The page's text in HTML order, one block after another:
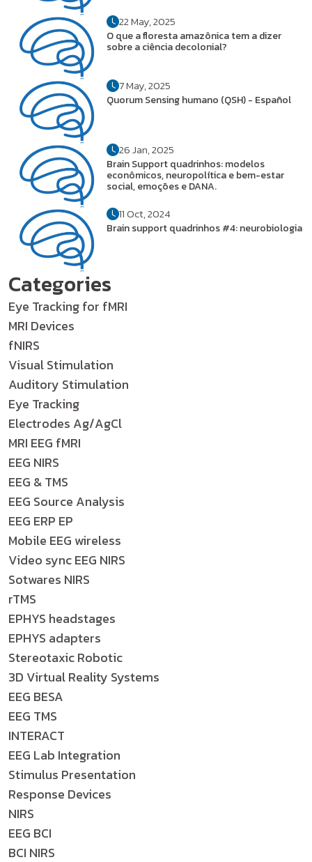
22 May, 2025
O que a floresta amazônica tem a dizer
sobre a ciência decolonial?
7 May, 2025
Quorum Sensing humano (QSH) - Español
26 Jan, 2025
Brain Support quadrinhos: modelos
econômicos, neuropolítica e bem-estar
social, emoções e DANA.
11 Oct, 2024
Brain support quadrinhos #4: neurobiologia
Categories
Eye Tracking for fMRI
MRI Devices
fNIRS
Visual Stimulation
Auditory Stimulation
Eye Tracking
Electrodes Ag/AgCl
MRI EEG fMRI
EEG NIRS
EEG & TMS
EEG Source Analysis
EEG ERP EP
Mobile EEG wireless
Video sync EEG NIRS
Sotwares NIRS
rTMS
EPHYS headstages
EPHYS adapters
Stereotaxic Robotic
3D Virtual Reality Systems
EEG BESA
EEG TMS
INTERACT
EEG Lab Integration
Stimulus Presentation
Response Devices
NIRS
EEG BCI
BCI NIRS